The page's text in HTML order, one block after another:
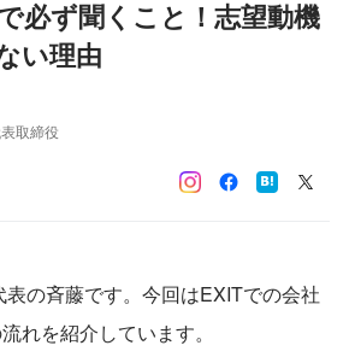
必ず聞くこと！志望動機
い理由
取締役
の斉藤です。今回はEXITでの会社
れを紹介しています。